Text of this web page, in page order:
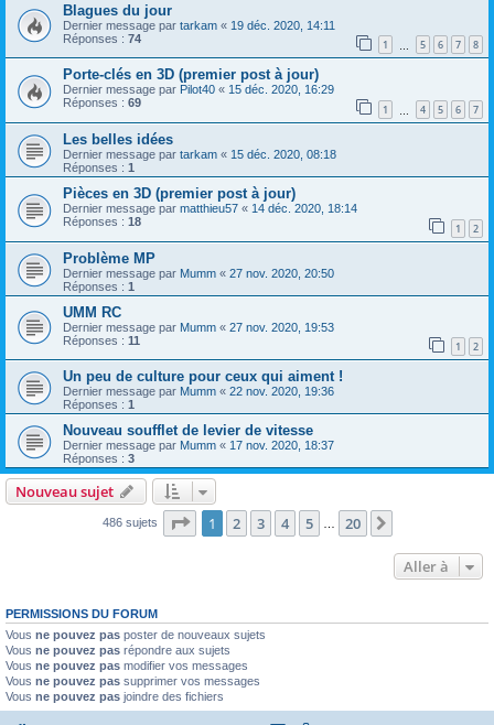
Blagues du jour
Dernier message par tarkam « 19 déc. 2020, 14:11
Réponses : 74 1 5 6 7 8
Porte-clés en 3D (premier post à jour)
Dernier message par Pilot40 « 15 déc. 2020, 16:29
Réponses : 69 1 4 5 6 7
Les belles idées
Dernier message par tarkam « 15 déc. 2020, 08:18
Réponses : 1
Pièces en 3D (premier post à jour)
Dernier message par matthieu57 « 14 déc. 2020, 18:14
Réponses : 18 1 2
Problème MP
Dernier message par Mumm « 27 nov. 2020, 20:50
Réponses : 1
UMM RC
Dernier message par Mumm « 27 nov. 2020, 19:53
Réponses : 11 1 2
Un peu de culture pour ceux qui aiment !
Dernier message par Mumm « 22 nov. 2020, 19:36
Réponses : 1
Nouveau soufflet de levier de vitesse
Dernier message par Mumm « 17 nov. 2020, 18:37
Réponses : 3
Nouveau sujet
486 sujets Page 1sur20
1 2 3 4 5 … 20
Aller à
PERMISSIONS DU FORUM
Vous ne pouvez pas poster de nouveaux sujets
Vous ne pouvez pas répondre aux sujets
Vous ne pouvez pas modifier vos messages
Vous ne pouvez pas supprimer vos messages
Vous ne pouvez pas joindre des fichiers